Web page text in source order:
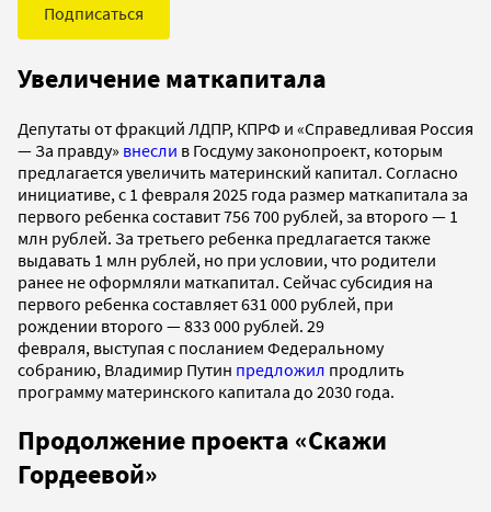
Подписаться
Увеличение маткапитала
Депутаты от фракций ЛДПР, КПРФ и «Справедливая Россия
— За правду» внесли в Госдуму законопроект, которым
предлагается увеличить материнский капитал. Согласно
инициативе, с 1 февраля 2025 года размер маткапитала за
первого ребенка составит 756 700 рублей, за второго — 1
млн рублей. За третьего ребенка предлагается также
выдавать 1 млн рублей, но при условии, что родители
ранее не оформляли маткапитал. Сейчас субсидия на
первого ребенка составляет 631 000 рублей, при
рождении второго — 833 000 рублей. 29
февраля, выступая с посланием Федеральному
собранию, Владимир Путин предложил продлить
программу материнского капитала до 2030 года.
Продолжение проекта «Скажи
Гордеевой»